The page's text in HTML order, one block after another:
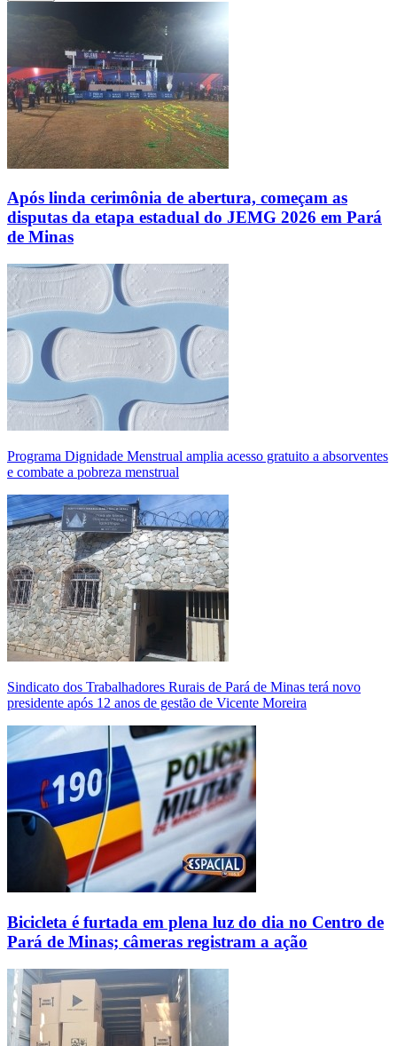
Após linda cerimônia de abertura, começam as
disputas da etapa estadual do JEMG 2026 em Pará
de Minas
Programa Dignidade Menstrual amplia acesso gratuito a absorventes
e combate a pobreza menstrual
Sindicato dos Trabalhadores Rurais de Pará de Minas terá novo
presidente após 12 anos de gestão de Vicente Moreira
Bicicleta é furtada em plena luz do dia no Centro de
Pará de Minas; câmeras registram a ação